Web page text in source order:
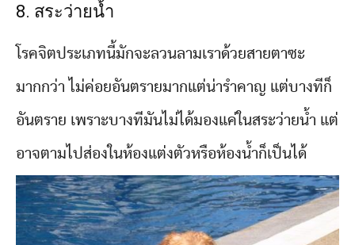
8. สระว่ายน้ำ
โรคจิตประเภทนี้มักจะลวนลามเราด้วยสายตาซะ
มากกว่า ไม่ค่อยอันตรายมากแต่น่ารำคาญ แต่บางทีก็
อันตราย เพราะบางทีมันไม่ได้มองแค่ในสระว่ายน้ำ แต่
อาจตามไปส่องในห้องแต่งตัวหรือห้องน้ำก็เป็นได้